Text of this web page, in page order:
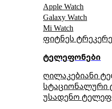
Apple Watch
Galaxy Watch
Mi Watch
ფიტნეს
ტელეფონები
ღილაკებიანი
სტაციონალური
უსადენო